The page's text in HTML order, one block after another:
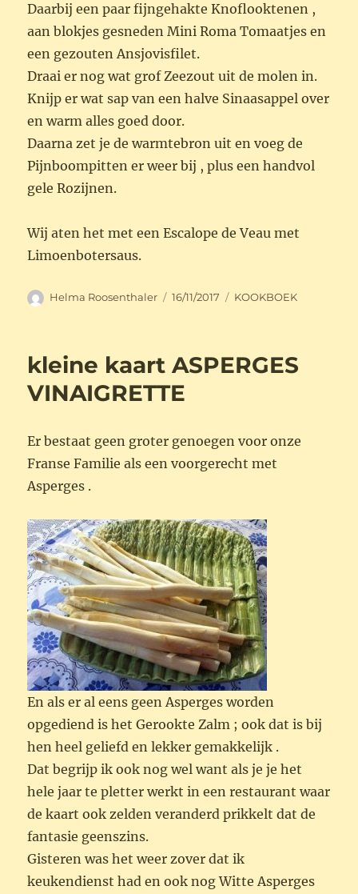
Daarbij een paar fijngehakte Knoflooktenen ,
aan blokjes gesneden Mini Roma Tomaatjes en
een gezouten Ansjovisfilet.
Draai er nog wat grof Zeezout uit de molen in.
Knijp er wat sap van een halve Sinaasappel over
en warm alles goed door.
Daarna zet je de warmtebron uit en voeg de
Pijnboompitten er weer bij , plus een handvol
gele Rozijnen.
Wij aten het met een Escalope de Veau met
Limoenbotersaus.
Auteur
Helma Roosenthaler
Geplaatst
16/11/2017 Categorieën
KOOKBOEK
kleine kaart ASPERGES
VINAIGRETTE
Er bestaat geen groter genoegen voor onze
Franse Familie als een voorgerecht met
Asperges .
En als er al eens geen Asperges worden
opgediend is het Gerookte Zalm ; ook dat is bij
hen heel geliefd en lekker gemakkelijk .
Dat begrijp ik ook nog wel want als je je het
hele jaar te pletter werkt in een restaurant waar
de kaart ook zelden veranderd prikkelt dat de
fantasie geenszins.
Gisteren was het weer zover dat ik
keukendienst had en ook nog Witte Asperges